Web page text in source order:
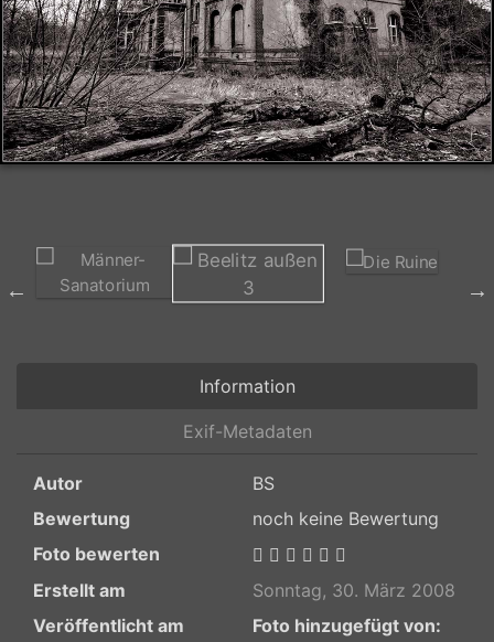
Information
Exif-Metadaten
Autor
BS
Bewertung
noch keine Bewertung
Foto bewerten
Erstellt am
Sonntag, 30. März 2008
Veröffentlicht am
Foto hinzugefügt von: